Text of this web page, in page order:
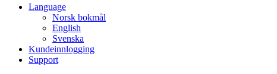
Language
Norsk bokmål
English
Svenska
Kundeinnlogging
Support